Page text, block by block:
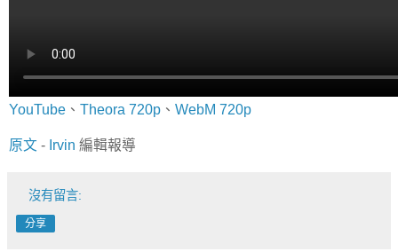
YouTube 、 Theora 720p 、 WebM 720p
原文 - Irvin 編輯報導
沒有留言:
分享